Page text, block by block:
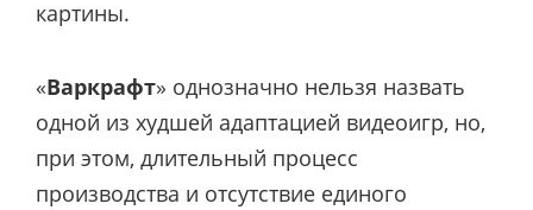
картины.
«Варкрафт» однозначно нельзя назвать
одной из худшей адаптацией видеоигр, но,
при этом, длительный процесс
производства и отсутствие единого